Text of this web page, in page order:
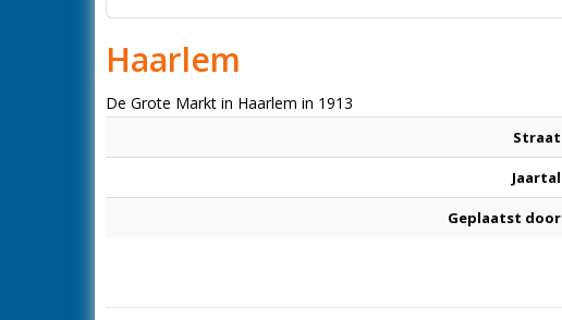
Haarlem
De Grote Markt in Haarlem in 1913
Straat
Jaartal
Geplaatst door